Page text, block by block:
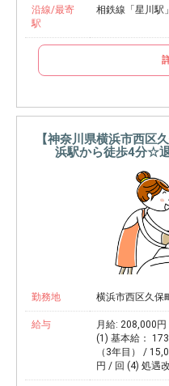
沿線/最寄
駅
相鉄線「星川駅
【神奈川県横浜市西区
浜駅から徒歩4分☆
勤務地 横浜市西区久保
給与
月給: 208,000
(1) 基本給：
（3年目） /
円 / 回 (4) 処遇